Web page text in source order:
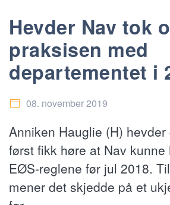
Hevder Nav tok
praksisen med
departementet i
08. november 2019
Anniken Hauglie (H)
først fikk høre at Nav
EØS-reglene før jul 2018.
mener det skjedde på et